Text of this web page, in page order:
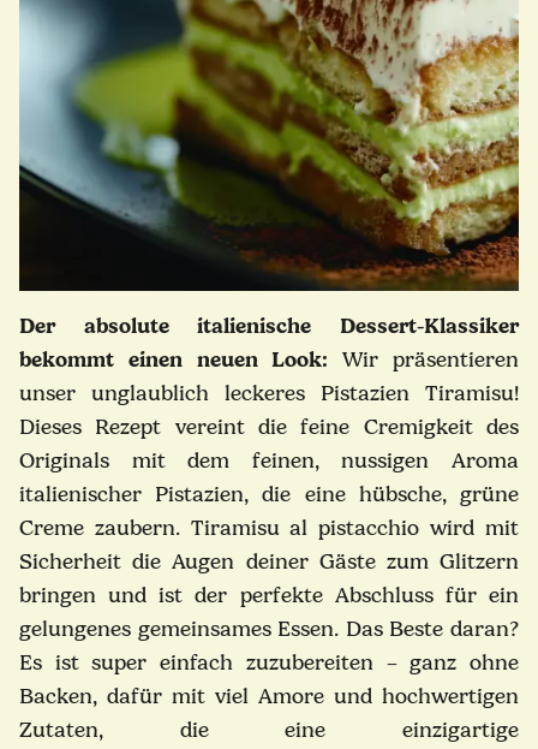
Der absolute italienische Dessert-Klassiker
bekommt einen neuen Look: Wir präsentieren
unser unglaublich leckeres Pistazien Tiramisu!
Dieses Rezept vereint die feine Cremigkeit des
Originals mit dem feinen, nussigen Aroma
italienischer Pistazien, die eine hübsche, grüne
Creme zaubern. Tiramisu al pistacchio wird mit
Sicherheit die Augen deiner Gäste zum Glitzern
bringen und ist der perfekte Abschluss für ein
gelungenes gemeinsames Essen. Das Beste daran?
Es ist super einfach zuzubereiten – ganz ohne
Backen, dafür mit viel Amore und hochwertigen
Zutaten, die eine einzigartige